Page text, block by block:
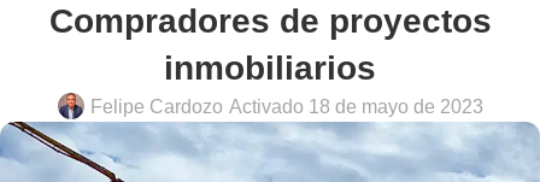
Compradores de proyectos
inmobiliarios
Felipe Cardozo Activado 18 de mayo de 2023